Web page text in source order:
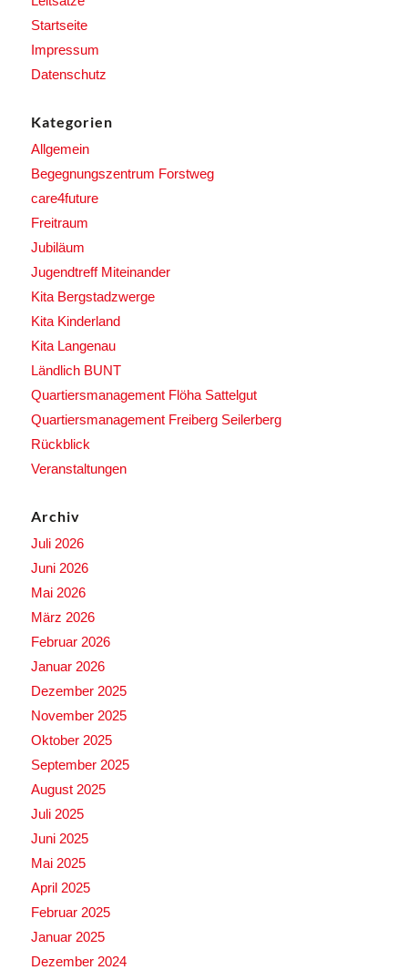
Startseite
Impressum
Datenschutz
Kategorien
Allgemein
Begegnungszentrum Forstweg
care4future
Freitraum
Jubiläum
Jugendtreff Miteinander
Kita Bergstadzwerge
Kita Kinderland
Kita Langenau
Ländlich BUNT
Quartiersmanagement Flöha Sattelgut
Quartiersmanagement Freiberg Seilerberg
Rückblick
Veranstaltungen
Archiv
Juli 2026
Juni 2026
Mai 2026
März 2026
Februar 2026
Januar 2026
Dezember 2025
November 2025
Oktober 2025
September 2025
August 2025
Juli 2025
Juni 2025
Mai 2025
April 2025
Februar 2025
Januar 2025
Dezember 2024